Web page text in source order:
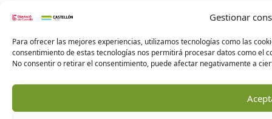
Gestionar
Para ofrecer las mejores experiencias, utilizamos tecnologías como las
consentimiento de estas tecnologías nos permitirá procesar datos como el
No consentir o retirar el consentimiento, puede afectar negativamente a